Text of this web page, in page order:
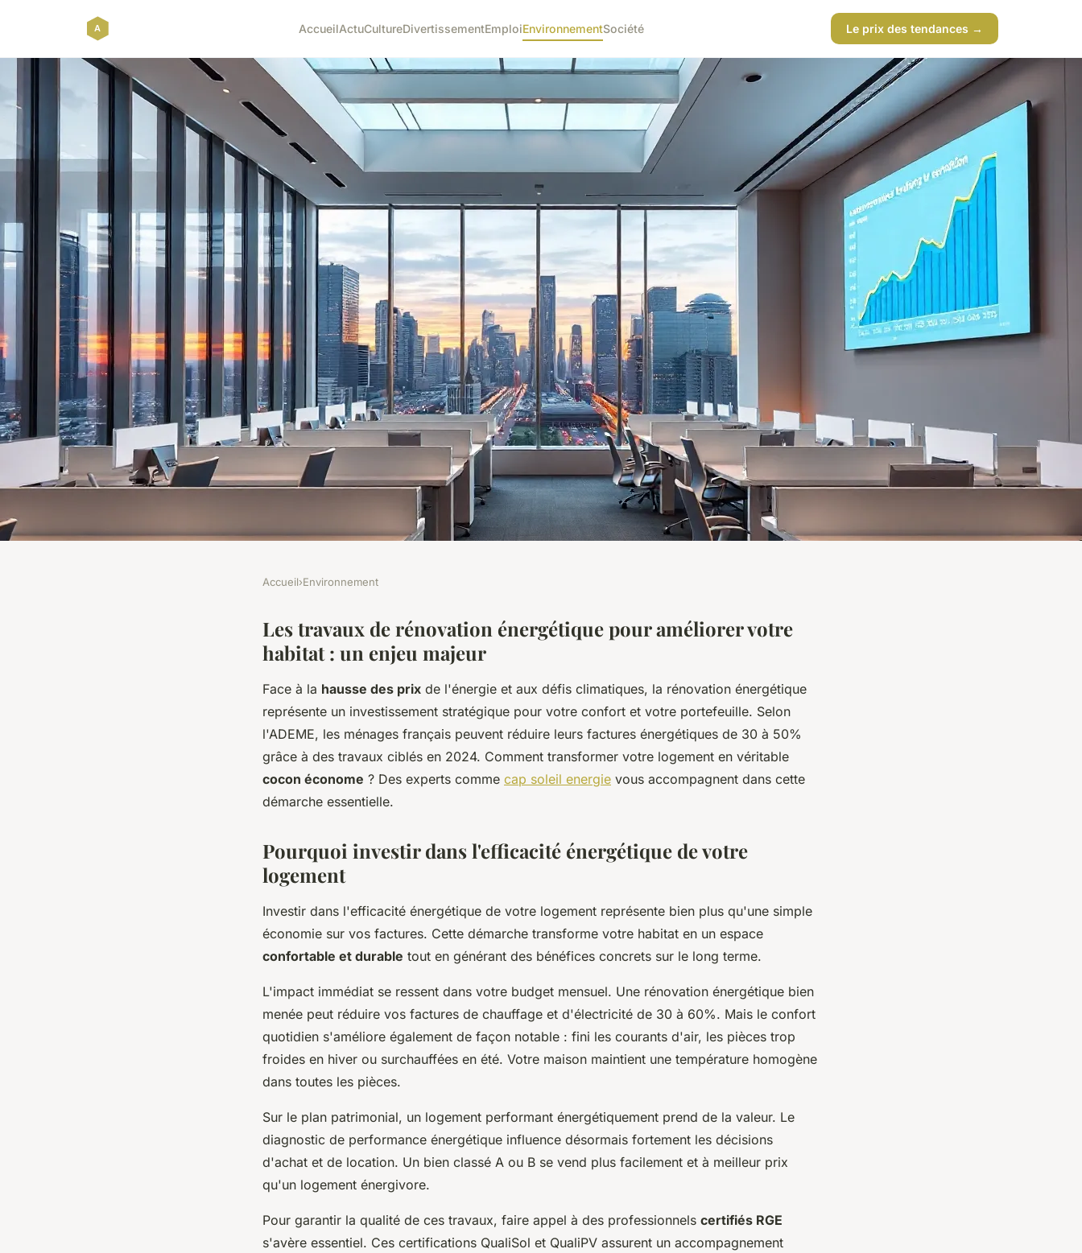
AccueilActuCultureDivertissementEmploiEnvironnementSociété Le prix des tendances →
Rénovation énergétique : optez pour
des solutions sur mesure
Accueil›Environnement
Les travaux de rénovation énergétique pour améliorer votre
habitat : un enjeu majeur
Face à la hausse des prix de l'énergie et aux défis climatiques, la rénovation énergétique
représente un investissement stratégique pour votre confort et votre portefeuille. Selon
l'ADEME, les ménages français peuvent réduire leurs factures énergétiques de 30 à 50%
grâce à des travaux ciblés en 2024. Comment transformer votre logement en véritable
cocon économe ? Des experts comme cap soleil energie vous accompagnent dans cette
démarche essentielle.
Pourquoi investir dans l'efficacité énergétique de votre
logement
Investir dans l'efficacité énergétique de votre logement représente bien plus qu'une simple
économie sur vos factures. Cette démarche transforme votre habitat en un espace
confortable et durable tout en générant des bénéfices concrets sur le long terme.
L'impact immédiat se ressent dans votre budget mensuel. Une rénovation énergétique bien
menée peut réduire vos factures de chauffage et d'électricité de 30 à 60%. Mais le confort
quotidien s'améliore également de façon notable : fini les courants d'air, les pièces trop
froides en hiver ou surchauffées en été. Votre maison maintient une température homogène
dans toutes les pièces.
Sur le plan patrimonial, un logement performant énergétiquement prend de la valeur. Le
diagnostic de performance énergétique influence désormais fortement les décisions
d'achat et de location. Un bien classé A ou B se vend plus facilement et à meilleur prix
qu'un logement énergivore.
Pour garantir la qualité de ces travaux, faire appel à des professionnels certifiés RGE
s'avère essentiel. Ces certifications QualiSol et QualiPV assurent un accompagnement